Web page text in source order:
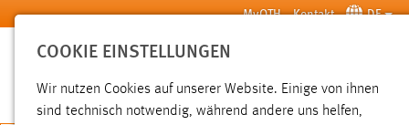
Zum Hauptinhalt springen MyOTH Kontakt DE
SUCHE
COOKIE EINSTELLUNGEN
Wir nutzen Cookies auf unserer Website. Einige von ihnen
sind technisch notwendig, während andere uns helfen,